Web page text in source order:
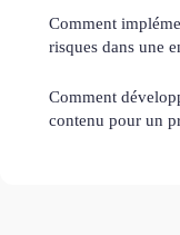
Comment
risques dans une
Comment
contenu pour un